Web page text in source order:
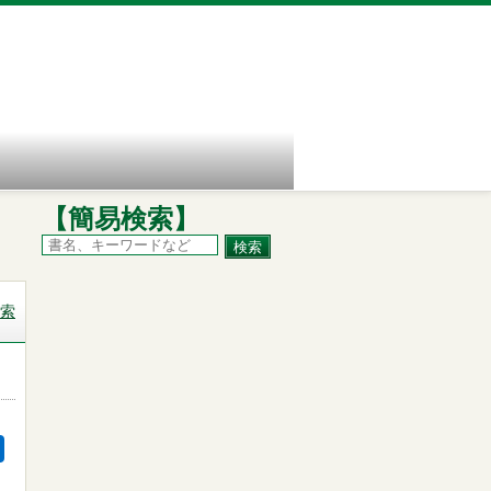
【簡易検索】